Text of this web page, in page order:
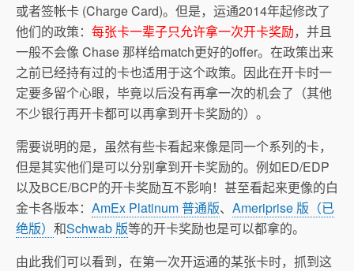
或者签帐卡 (Charge Card)。但是，运通2014年起修改了
他们的政策： 每张卡一辈子只允许拿一次开卡奖励，并且
一般不会像 Chase 那样给match更好的offer。在政策出来
之前已经持有过的卡也适用于这个政策。因此在开卡时一
定要多留个心眼，毕竟以后没有再拿一次的机会了（其他
不少银行再开卡都可以再拿到开卡奖励的）。
需要说明的是，虽然有些卡看起来像是同一个系列的卡，
但是其实他们是可以分别拿到开卡奖励的。例如ED/EDP
以及BCE/BCP的开卡奖励互不影响！甚至看起来更像的白
金卡各版本： AmEx Platinum 普通版、 Ameriprise 版（已
绝版） 和Schwab 版等的开卡奖励也是可以都拿的。
由此我们可以看到，在第一次开运通的某张卡时，抓到这